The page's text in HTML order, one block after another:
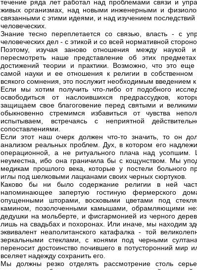
течение ряда лет работал над проблемами связи и
живых организмах, над новыми инженерными и
связанными с этими идеями, и над изучением
человеческих.
Знание тесно переплетается со связью, власть - с
человеческих дел - с этикой и со всей нормативной
Поэтому, изучая заново отношения между наукой
пересмотреть наше представление об этих
достижений теории и практики. Возможно, что это
самой науки и ее отношения к религии в
всякого сомнения, это послужит необходимым введением к
Если мы хотим получить что-либо от подобного
освободиться от наслоившихся предрассудков,
защищаем свое благоговение перед святыми и
обыкновенно стремимся избавиться от чувства
испытываем, встречаясь с неприятной
сопоставлениями.
Если этот наш очерк должен что-то значить, то он
анализом реальных проблем. Дух, в котором его
операционной, а не ритуального плача над усопшим.
неуместна, ибо она граничила бы с кощунством. Мы
медикам прошлого века, которые у постели больного
иглы под шелковыми лацканами своих черных сюртуков.
Каково бы ни было содержание религии в ней
напоминающее запертую гостиную фермерского
опущенными шторами, восковыми цветами под
камином, позолоченными камышами, обрамляющими
дедушки на мольберте, и фисгармонией из черного
лишь на свадьбах и похоронах. Или иначе, мы находим
эквивалент неаполитанского катафалка - той
зеркальными стеклами, с конями под черными
переносит достоинство почившего в потусторонний мир
вселяет надежду сохранить его.
Мы должны резко отделять рассмотрение столь